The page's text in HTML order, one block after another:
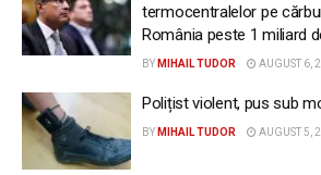
termocentralelor pe
România peste 1 miliard
BY MIHAIL TUDOR AUGUST 6,
Polițist violent, pus sub
BY MIHAIL TUDOR AUGUST 5,